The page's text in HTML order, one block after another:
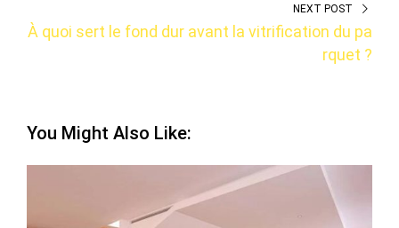
NEXT POST
À quoi sert le fond dur avant la vitrification du pa
rquet ?
You Might Also Like: